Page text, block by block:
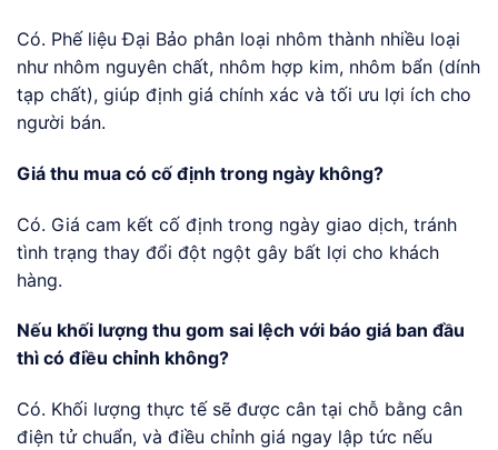
Có. Phế liệu Đại Bảo phân loại nhôm thành nhiều loại
như nhôm nguyên chất, nhôm hợp kim, nhôm bẩn (dính
tạp chất), giúp định giá chính xác và tối ưu lợi ích cho
người bán.
Giá thu mua có cố định trong ngày không?
Có. Giá cam kết cố định trong ngày giao dịch, tránh
tình trạng thay đổi đột ngột gây bất lợi cho khách
hàng.
Nếu khối lượng thu gom sai lệch với báo giá ban đầu
thì có điều chỉnh không?
Có. Khối lượng thực tế sẽ được cân tại chỗ bằng cân
điện tử chuẩn, và điều chỉnh giá ngay lập tức nếu